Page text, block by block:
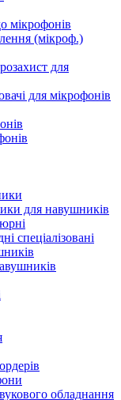
мікрофонів
(мікроф.)
для
для мікрофонів
для навушників
спеціалізовані
обладнання